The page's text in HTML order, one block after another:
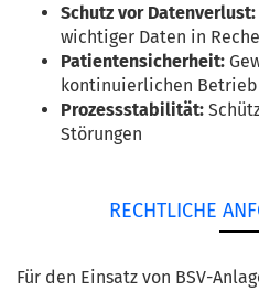
Schutz vor Datenverlust:
wichtiger Daten in
Patientensicherheit:
kontinuierlichen
Prozessstabilität:
Störungen
RECHTLICHE
Für den Einsatz von BSV-